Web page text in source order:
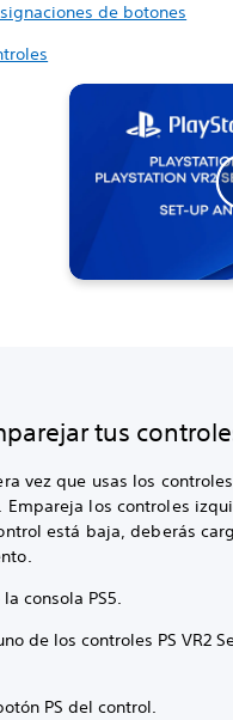
de botones
tus
vez que usas los
Empareja los controles
está baja, deberás
consola PS5.
de los controles PS VR2
PS del control.